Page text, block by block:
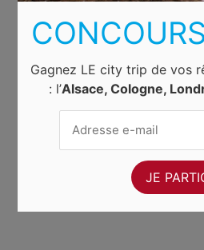
Gagnez LE city trip de vos
: l’Alsace, Cologne,